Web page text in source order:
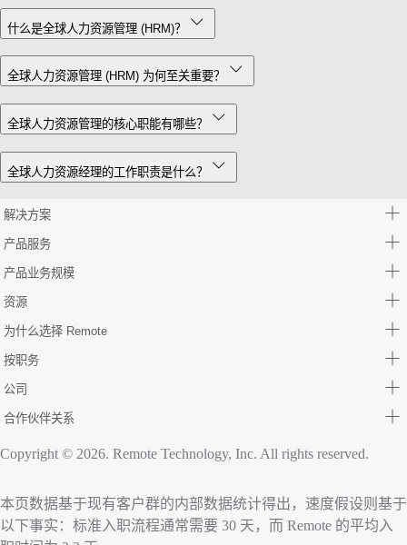
什么是全球人力资源管理 (HRM)？
全球人力资源管理 (HRM) 为何至关重要？
全球人力资源管理的核心职能有哪些？
全球人力资源经理的工作职责是什么？
解决方案
产品服务
产品业务规模
资源
为什么选择 Remote
按职务
公司
合作伙伴关系
Copyright © 2026. Remote Technology, Inc. All rights reserved.
本页数据基于现有客户群的内部数据统计得出，速度假设则基于
以下事实：标准入职流程通常需要 30 天，而 Remote 的平均入